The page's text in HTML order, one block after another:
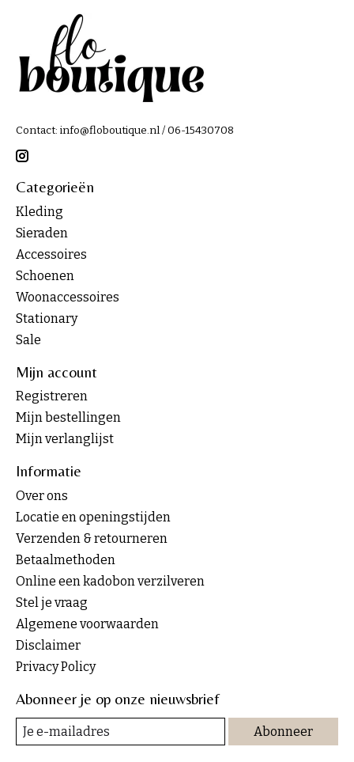
Contact: info@floboutique.nl/ 06-15430708
Categorieën
Kleding
Sieraden
Accessoires
Schoenen
Woonaccessoires
Stationary
Sale
Mijn account
Registreren
Mijn bestellingen
Mijn verlanglijst
Informatie
Over ons
Locatie en openingstijden
Verzenden & retourneren
Betaalmethoden
Online een kadobon verzilveren
Stel je vraag
Algemene voorwaarden
Disclaimer
Privacy Policy
Abonneer je op onze nieuwsbrief
Abonneer